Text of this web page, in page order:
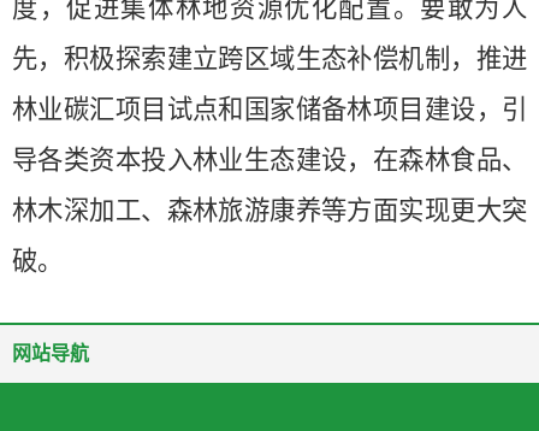
度，促进集体林地资源优化配置。要敢为人
先，积极探索建立跨区域生态补偿机制，推进
林业碳汇项目试点和国家储备林项目建设，引
导各类资本投入林业生态建设，在森林食品、
林木深加工、森林旅游康养等方面实现更大突
破。
网站导航